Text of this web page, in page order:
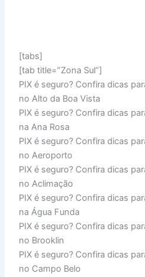
[tabs]
[tab title=”Zona Sul”]
PIX é seguro? Confira dicas
no Alto da Boa Vista
PIX é seguro? Confira dicas
na Ana Rosa
PIX é seguro? Confira dicas
no Aeroporto
PIX é seguro? Confira dicas
no Aclimação
PIX é seguro? Confira dicas
na Água Funda
PIX é seguro? Confira dicas
no Brooklin
PIX é seguro? Confira dicas
no Campo Belo